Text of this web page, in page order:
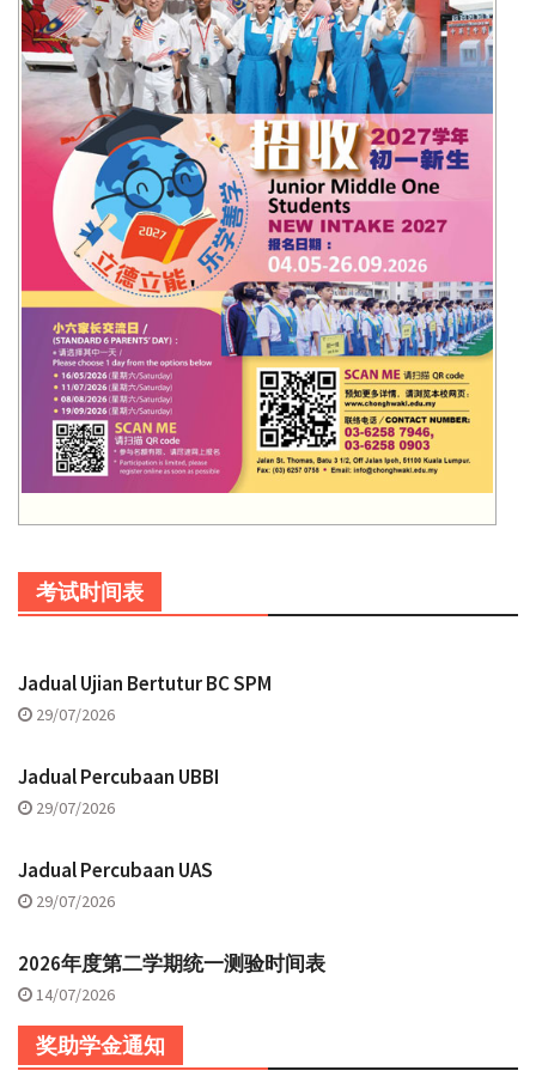
考试时间表
Jadual Ujian Bertutur BC SPM
29/07/2026
Jadual Percubaan UBBI
29/07/2026
Jadual Percubaan UAS
29/07/2026
2026年度第二学期统一测验时间表
14/07/2026
奖助学金通知